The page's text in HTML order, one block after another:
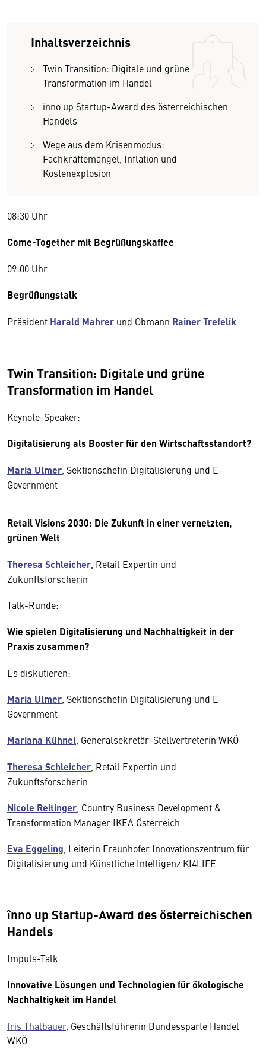
Inhaltsverzeichnis
Twin Transition: Digitale und grüne
Transformation im Handel
înno up Startup-Award des österreichischen
Handels
Wege aus dem Krisenmodus:
Fachkräftemangel, Inflation und
Kostenexplosion
08:30 Uhr
Come-Together mit Begrüßungskaffee
09:00 Uhr
Begrüßungstalk
Präsident Harald Mahrer und Obmann Rainer Trefelik
Twin Transition: Digitale und grüne
Transformation im Handel
Keynote-Speaker:
Digitalisierung als Booster für den Wirtschaftsstandort?
Maria Ulmer , Sektionschefin Digitalisierung und E-
Government
Retail Visions 2030: Die Zukunft in einer vernetzten,
grünen Welt
Theresa Schleicher , Retail Expertin und
Zukunftsforscherin
Talk-Runde:
Wie spielen Digitalisierung und Nachhaltigkeit in der
Praxis zusammen?
Es diskutieren:
Maria Ulmer , Sektionschefin Digitalisierung und E-
Government
Mariana Kühnel , Generalsekretär-Stellvertreterin WKÖ
Theresa Schleicher , Retail Expertin und
Zukunftsforscherin
Nicole Reitinger , Country Business Development &
Transformation Manager IKEA Österreich
Eva Eggeling , Leiterin Fraunhofer Innovationszentrum für
Digitalisierung und Künstliche Intelligenz KI4LIFE
înno up Startup-Award des österreichischen
Handels
Impuls-Talk
Innovative Lösungen und Technologien für ökologische
Nachhaltigkeit im Handel
Iris Thalbauer, Geschäftsführerin Bundessparte Handel
WKÖ